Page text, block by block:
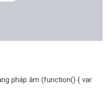
pháp âm (function() { var